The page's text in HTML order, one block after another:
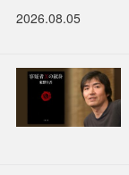
2026.08.05